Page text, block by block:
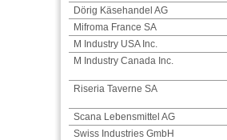
Dörig Käsehandel AG
Mifroma France SA
M Industry USA Inc.
M Industry Canada Inc.
Riseria Taverne SA
Scana Lebensmittel AG
Swiss Industries GmbH